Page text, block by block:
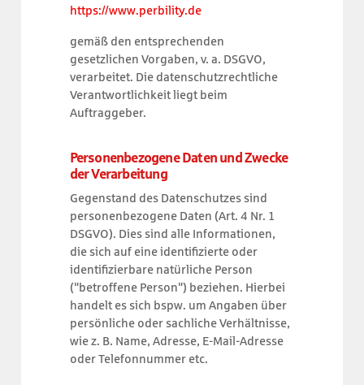
https://www.perbility.de
gemäß den entsprechenden
gesetzlichen Vorgaben, v. a. DSGVO,
verarbeitet. Die datenschutzrechtliche
Verantwortlichkeit liegt beim
Auftraggeber.
Personenbezogene Daten und Zwecke
der Verarbeitung
Gegenstand des Datenschutzes sind
personenbezogene Daten (Art. 4 Nr. 1
DSGVO). Dies sind alle Informationen,
die sich auf eine identifizierte oder
identifizierbare natürliche Person
("betroffene Person") beziehen. Hierbei
handelt es sich bspw. um Angaben über
persönliche oder sachliche Verhältnisse,
wie z. B. Name, Adresse, E-Mail-Adresse
oder Telefonnummer etc.